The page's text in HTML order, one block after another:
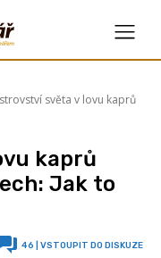
světa v lovu kaprů
kaprů
Jak to
46 | VSTOUPIT DO DISKUZE